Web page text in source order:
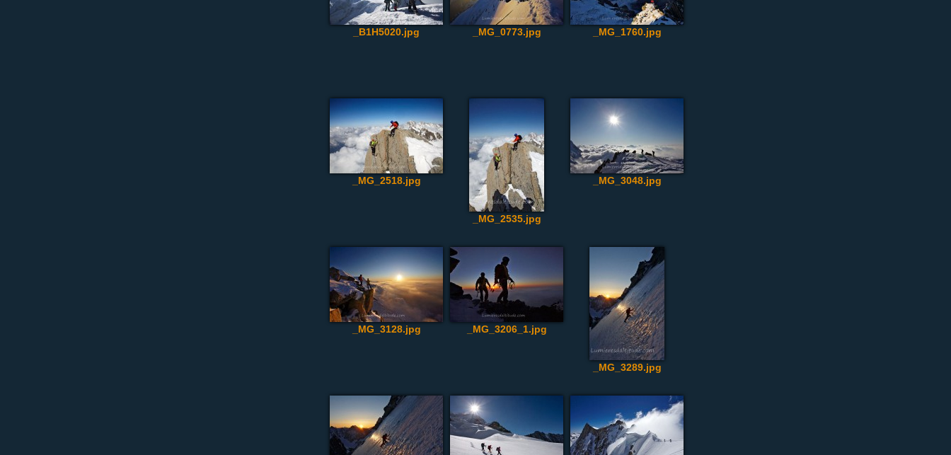
_B1H5020.jpg _MG_0773.jpg _MG_1760.jpg
_MG_2518.jpg
_MG_2535.jpg
_MG_3048.jpg
_MG_3128.jpg _MG_3206_1.jpg
_MG_3289.jpg